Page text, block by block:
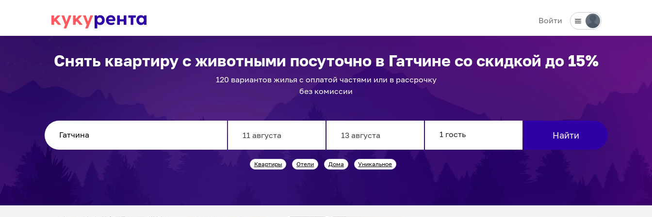
Войти
Снять квартиру с животными посуточно в Гатчине со скидкой до 15%
120 вариантовжилья с оплатой частями или в рассрочку
без комиссии
forward
backward
Найти
Квартиры Отели Дома Уникальное